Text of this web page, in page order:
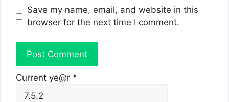
Save my name, email, and website in this
browser for the next time I comment.
Current ye@r *